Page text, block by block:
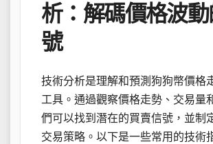
析：解碼價格波
號
技術分析是理解和預測狗狗幣價格
工具。通過觀察價格走勢、交易量
們可以找到潛在的買賣信號，並制
交易策略。以下是一些常用的技術